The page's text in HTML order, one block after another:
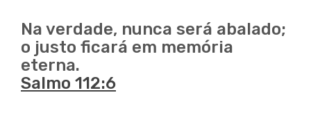
Na verdade, nunca será abalado;
o justo ficará em memória
eterna.
Salmo 112:6